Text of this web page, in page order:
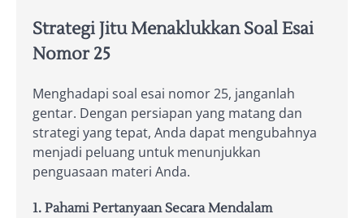
Strategi Jitu Menaklukkan Soal Esai
Nomor 25
Menghadapi soal esai nomor 25, janganlah
gentar. Dengan persiapan yang matang dan
strategi yang tepat, Anda dapat mengubahnya
menjadi peluang untuk menunjukkan
penguasaan materi Anda.
1. Pahami Pertanyaan Secara Mendalam